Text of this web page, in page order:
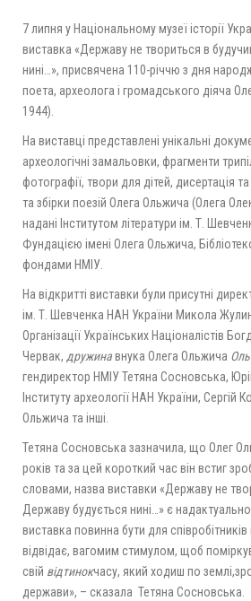
7 липня у Національному музеї історії
виставка «Державу не твориться в
нині…», присвячена 110-річчю з дня
поета, археолога і громадського діяча
1944).
На виставці представлені унікальні
археологічні замальовки, фрагменти
фотографії, твори для дітей, дисертація
та збірки поезій Олега Ольжича (Олега
надані Інститутом літератури ім. Т.
Фундацією імені Олега Ольжича,
фондами НМІУ.
На відкритті виставки були присутні
ім. Т. Шевченка НАН України Микола
Організації Українських Націоналістів
Червак, дружинавнука Олега Ольжича
гендиректор НМІУ Тетяна Сосновська,
Інституту археології НАН України, Сергій
Ольжича та інші.
Тетяна Сосновська зазначила, що Олег
років та за цей короткий час він встиг
словами, назва виставки «Державу не
Державу будується нині…» є
виставка повинна бути для співробітників
відвідає, вагомим стимулом, щоб
свій відтинокчасу, який ходиш по
держави», – сказала Тетяна Сосновська.